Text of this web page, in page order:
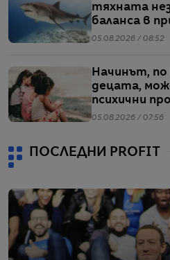
тяхната
баланса в
05.08.2026 / 08:52
Начинът,
децата,
психични
проучване
05.08.2026 / 07:56
ПОСЛЕДНИ PROFIT